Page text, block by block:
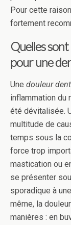
Pour cette
fortement
Quelles
pour une
Une douleur
inflammation du
été dévitalisée.
multitude de
temps sous la
force trop
mastication ou
se présenter
sporadique à
même, la
manières : en